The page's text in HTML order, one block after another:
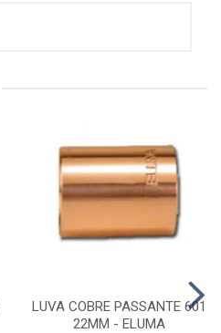
LUVA COBRE PASSANTE 601
22MM - ELUMA